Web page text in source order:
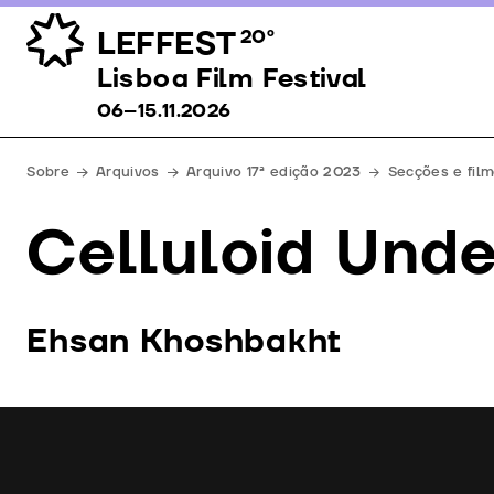
LEFFEST20º
Lisboa Film Festival 06–15.11.2026
Lisboa Film Festival
06–15.11.2026
Sobre Arquivos Arquivo 17ª edição 2023 Secções e
Celluloid
Ehsan Khoshbakht